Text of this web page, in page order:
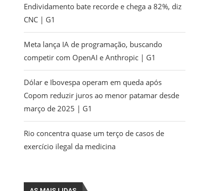
Endividamento bate recorde e chega a 82%, diz
CNC | G1
Meta lança IA de programação, buscando
competir com OpenAI e Anthropic | G1
Dólar e Ibovespa operam em queda após
Copom reduzir juros ao menor patamar desde
março de 2025 | G1
Rio concentra quase um terço de casos de
exercício ilegal da medicina